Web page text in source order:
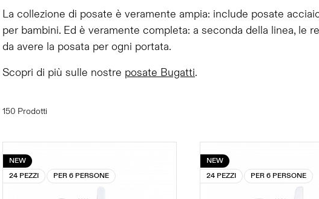
La collezione di posate è veramente ampia: include posate
per bambini. Ed è veramente completa: a seconda della linea, le
da avere la posata per ogni portata.
Scopri di più sulle nostre posate Bugatti.
150 Prodotti
NEW
24 PEZZI
PER 6 PERSONE
NEW
24 PEZZI
PER 6 PERSONE